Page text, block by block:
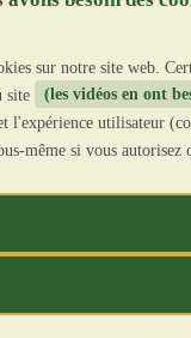
sur notre site web.
site
(les vidéos en ont
l'expérience utilisateur
même si vous autorisez